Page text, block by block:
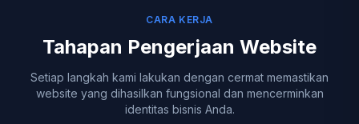
CARA KERJA
Tahapan Pengerjaan Website
Setiap langkah kami lakukan dengan cermat memastikan
website yang dihasilkan fungsional dan mencerminkan
identitas bisnis Anda.